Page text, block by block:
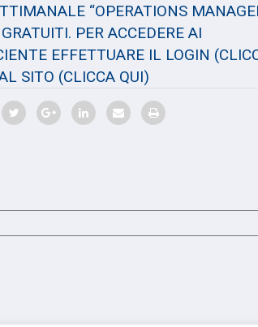
“OPERATIONS
PER ACCEDERE AI
EFFETTUARE IL LOGIN
SITO (CLICCA QUI)